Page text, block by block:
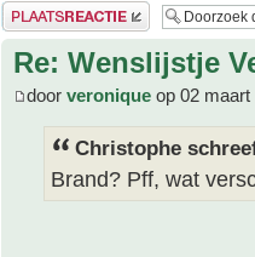
Plaats een reactie
Re: Wenslijstje
door veronique op 02 maart
Christophe
Brand? Pff, wat